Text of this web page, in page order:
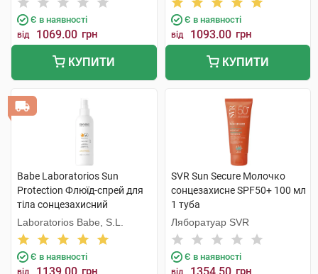
Є в наявності
від 1069.00 грн
КУПИТИ
компонентам 200 мл 1 туба
Є в наявності
від 1093.00 грн
КУПИТИ
Babe Laboratorios Sun
Protection Флюїд-спрей для
тіла сонцезахисний
водостійкий з SPF50 200 мл
1 флакон
Laboratorios Babe, S.L.
Є в наявності
від грн
SVR Sun Secure Молочко
сонцезахисне SPF50+ 100 мл
1 туба
Ляборатуар SVR
Є в наявності
від грн